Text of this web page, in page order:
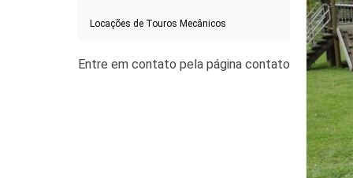
Locações de Touros Mecânicos